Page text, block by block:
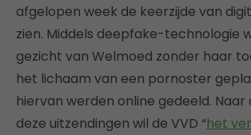
afgelopen week de keerzijde van
zien. Middels deepfake-technologie
gezicht van Welmoed zonder haar
het lichaam van een pornoster
hiervan werden online gedeeld. Naar
deze uitzendingen wil de VVD “het